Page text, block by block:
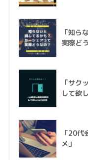
「知ら
実際ど
「サク
して欲
「20代
メ」